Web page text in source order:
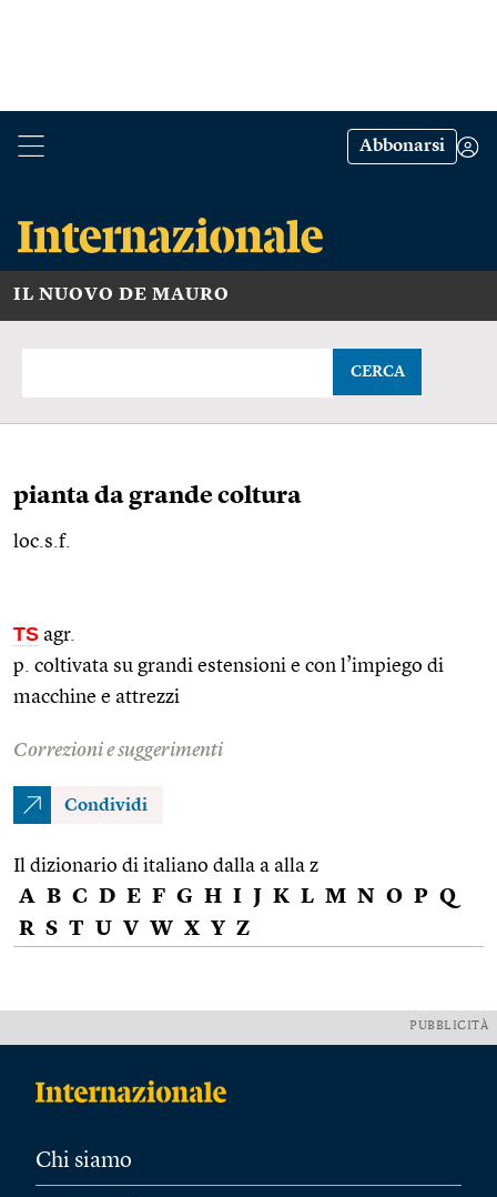
Abbonarsi
IL NUOVO DE MAURO
CERCA
pianta da grande coltura
loc.s.f.
TS agr.
p. coltivata su grandi estensioni e con l’impiego di
macchine e attrezzi
Correzioni e suggerimenti
Condividi
Il dizionario di italiano dalla a alla z
A B C D E F G H I J K L M N O P Q
R S T U V W X Y Z
PUBBLICITÀ
Chi siamo